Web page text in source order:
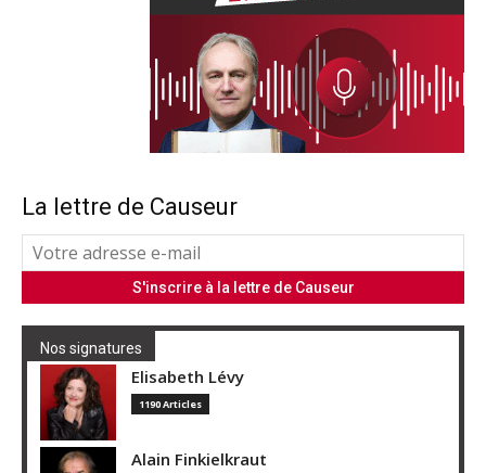
La lettre de Causeur
Nos signatures
Elisabeth Lévy
1190 Articles
Alain Finkielkraut